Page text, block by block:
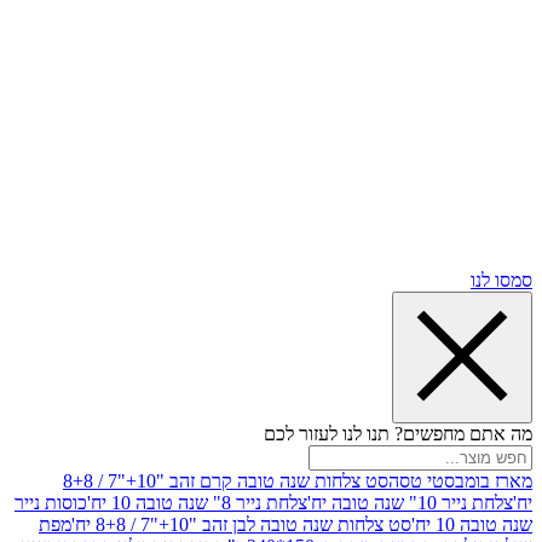
תנו לנו לעזור לכם
טסה
סט צלחות שנה טובה קרם זהב "10+"7 / 8+8
יח'
צלחת נייר 8" שנה טובה 10 יח'
כוסות נייר
סט צלחות שנה טובה לבן זהב "10+"7 / 8+8 יח'
מפת